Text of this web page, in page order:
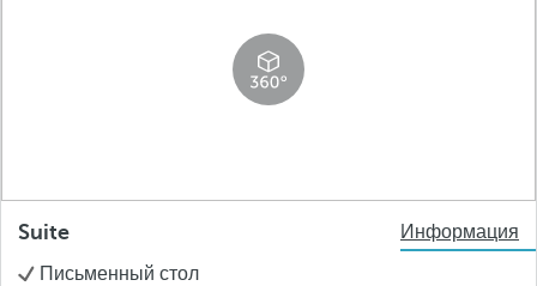
Suite
Информация
Письменный стол